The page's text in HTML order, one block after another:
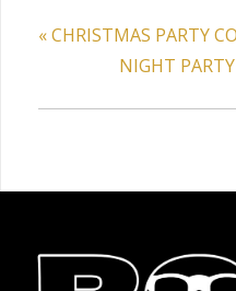
«CHRISTMAS PARTY
NIGHT